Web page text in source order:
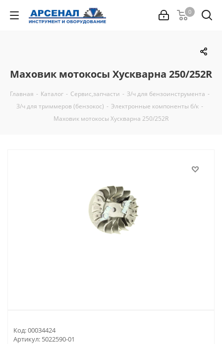
0
Маховик мотокосы Хускварна 250/252R
Главная - Каталог - Сервис,запчасти - З/ч для бензоинструмента -
З/ч для триммеров (бензокос) - Электронные компоненты б/к -
Маховик мотокосы Хускварна 250/252R
Код:00034424
Артикул: 5022590-01